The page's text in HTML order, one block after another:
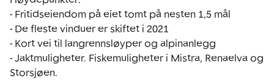
- Fritidseiendom på eiet tomt på nesten 1,5 mål
- De fleste vinduer er skiftet i 2021
- Kort vei til langrennsløyper og alpinanlegg
- Jaktmuligheter. Fiskemuligheter i Mistra, Renaelva og
Storsjøen.